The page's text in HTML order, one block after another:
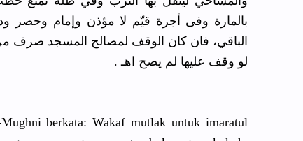
بالمارة وفى أجرة قيّم لا مؤذن وإمام وحصر
الباقي، فان كان الوقف لمصالح المسجد صرف
لو وقف عليها لم يصح اهـ .
berkata: Wakaf mutlak untuk imaratul